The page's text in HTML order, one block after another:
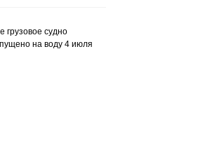
грузовое судно
на воду 4 июля